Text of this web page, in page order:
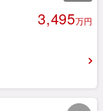
3,495万円